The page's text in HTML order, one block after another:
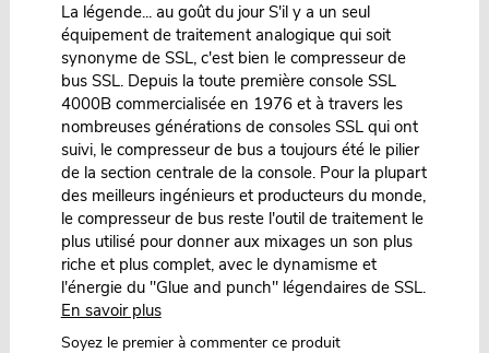
La légende... au goût du jour S'il y a un seul
équipement de traitement analogique qui soit
synonyme de SSL, c'est bien le compresseur de
bus SSL. Depuis la toute première console SSL
4000B commercialisée en 1976 et à travers les
nombreuses générations de consoles SSL qui ont
suivi, le compresseur de bus a toujours été le pilier
de la section centrale de la console. Pour la plupart
des meilleurs ingénieurs et producteurs du monde,
le compresseur de bus reste l'outil de traitement le
plus utilisé pour donner aux mixages un son plus
riche et plus complet, avec le dynamisme et
l'énergie du "Glue and punch" légendaires de SSL.
En savoir plus
Soyez le premier à commenter ce produit